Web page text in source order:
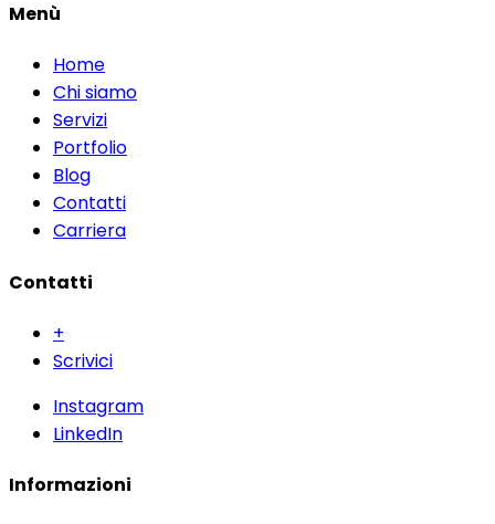
Menù
Home
Chi siamo
Servizi
Portfolio
Blog
Contatti
Carriera
Contatti
+
Scrivici
Instagram
LinkedIn
Informazioni